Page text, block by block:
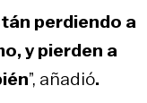
perdiendo a
y pierden a
”, añadió.